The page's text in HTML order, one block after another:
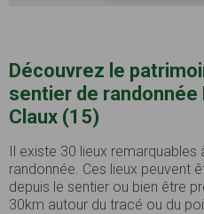
Découvrez le
sentier de randonnée
Claux (15)
Il existe 30 lieux
randonnée. Ces lieux peuvent
depuis le sentier ou bien être
30km autour du tracé ou du